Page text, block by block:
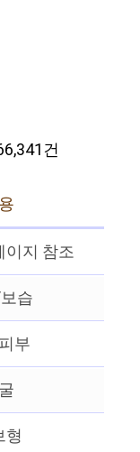
건
이지 참조
습
부
형